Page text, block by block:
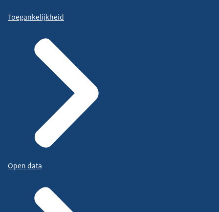
Toegankelijkheid
Open data